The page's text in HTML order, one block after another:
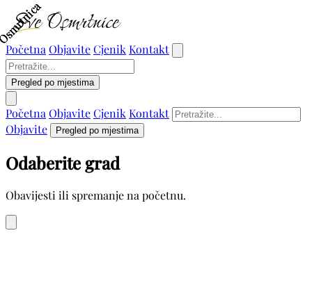
Početna ObjaviteCjenik Kontakt
Pregled po mjestima
Početna ObjaviteCjenik Kontakt
Objavite
Pregled po mjestima
Odaberite grad
Obavijesti ili spremanje na početnu.